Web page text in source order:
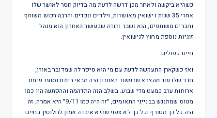
כשהיא ביקשה ולאחר מכן דרשה לדעת מה בדיוק חסר לאושר שלו
אחרי 35 שנות נישואין מאושרות, וילדים ונכדים והרבה רכוש משותף
וחברים משותפים, הוא נשבר והודה שבעשור האחרון הוא מנהל
זוגיות נוספת מחוץ לנישואין.
חיים כפולים.
ואז כשקארן התעקשה לדעת עם מי הוא סיפר לה שמדובר באורן,
חבר שלו עוד מהצבא שבעשור האחרון היה מבאי ביתם וסועד עימם
ארוחות ערב כמעט מדי שבוע. בשלב הזה התדהמה וההפתעה היו כמו
מטוס שמתנגש בבנייני התאומים, ״זה היה כמו 9/11״ היא אמרה. זה
היה כל כך מטורף וכל כך לא צפוי שהיא איבדה אמון לחלוטין בחיים